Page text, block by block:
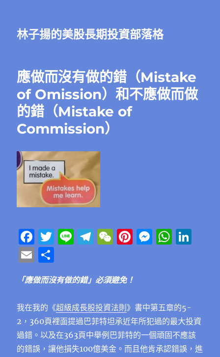
林子揚的美股長期投資部落格
應做而沒有做的錯（Mistake
of Omission）和不應做而做
的錯（Mistake of
Commission）
F
a
c
e
b
o
o
k
T
te
r
Li T
g
r
a
m
W
h
at
Pi
re
st
M
n
g
er
W
A
p
p
I
n
E
m
ai
l
享
「應做而沒有做的錯」必須避免！
我在我的《超級成長股投資法則》書中第五章的5-
2，360頁裡面提過巴菲特坦承近年所犯過的最大投資
過錯。以及在363頁中舉例巴菲特的一個頑固不應該
的錯誤，讓他損失100億美金。而且他肯承認錯誤，進